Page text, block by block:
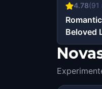
4.78(91
Beloved
Knight